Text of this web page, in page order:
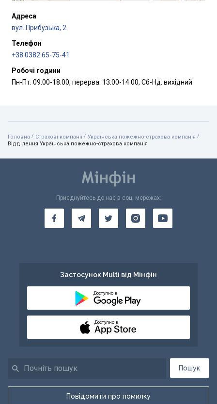
Адреса
вул. Прибузька, 2
Телефон
+38 0382 65-75-41
Робочі години
Пн-Пт: 09:00-18:00, перерва: 13:00-14:00, Сб-Нд: вихідний
Головна / Страхові компанії / Українська пожежно-страхова компанія /
Відділення Українська пожежно-страхова компанія
Пошук
Повідомити про помилку
Приєднуйтесь до нас в соц. мережах:
Застосунок Multi від Мінфін
Доступно в
Доступно в